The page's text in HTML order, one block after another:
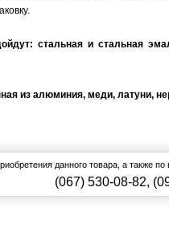
стальная и стальная
из алюминия, меди, латуни,
данного товара, а также
(067) 530-08-82,